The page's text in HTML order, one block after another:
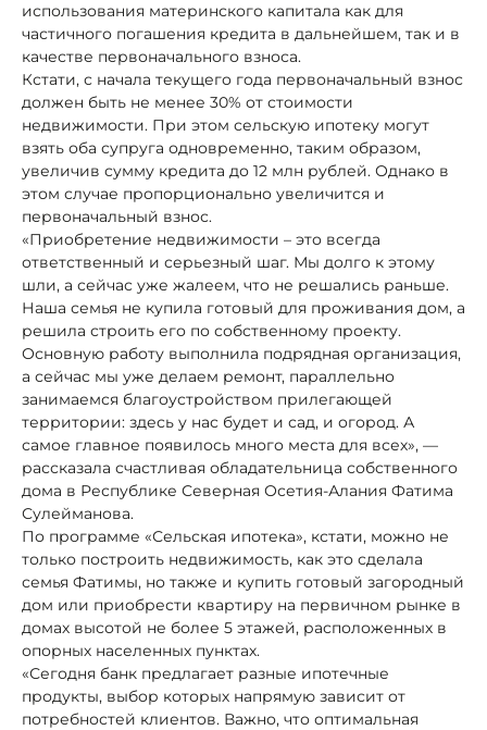
использования материнского капитала как для
частичного погашения кредита в дальнейшем, так и в
качестве первоначального взноса.
Кстати, с начала текущего года первоначальный взнос
должен быть не менее 30% от стоимости
недвижимости. При этом сельскую ипотеку могут
взять оба супруга одновременно, таким образом,
увеличив сумму кредита до 12 млн рублей. Однако в
этом случае пропорционально увеличится и
первоначальный взнос.
«Приобретение недвижимости – это всегда
ответственный и серьезный шаг. Мы долго к этому
шли, а сейчас уже жалеем, что не решались раньше.
Наша семья не купила готовый для проживания дом, а
решила строить его по собственному проекту.
Основную работу выполнила подрядная организация,
а сейчас мы уже делаем ремонт, параллельно
занимаемся благоустройством прилегающей
территории: здесь у нас будет и сад, и огород. А
самое главное появилось много места для всех», —
рассказала счастливая обладательница собственного
дома в Республике Северная Осетия-Алания Фатима
Сулейманова.
По программе «Сельская ипотека», кстати, можно не
только построить недвижимость, как это сделала
семья Фатимы, но также и купить готовый загородный
дом или приобрести квартиру на первичном рынке в
домах высотой не более 5 этажей, расположенных в
опорных населенных пунктах.
«Сегодня банк предлагает разные ипотечные
продукты, выбор которых напрямую зависит от
потребностей клиентов. Важно, что оптимальная